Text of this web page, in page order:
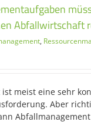
Abfallwirtschaft
,
meist eine sehr
Aber